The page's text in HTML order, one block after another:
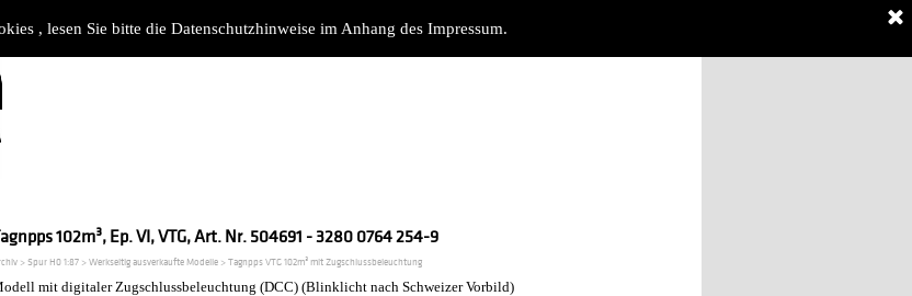
, lesen Sie bitte die Datenschutzhinweise im Anhang des Impressum.
102m³, Ep. VI, VTG, Art. Nr. 504691 - 3280 0764 254-9
> Spur H0 1:87 > Werkseitig ausverkaufte Modelle > Tagnpps VTG 102m³ mit Zugschlussbeleuchtung
mit digitaler Zugschlussbeleuchtung (DCC) (Blinklicht nach Schweizer Vorbild)